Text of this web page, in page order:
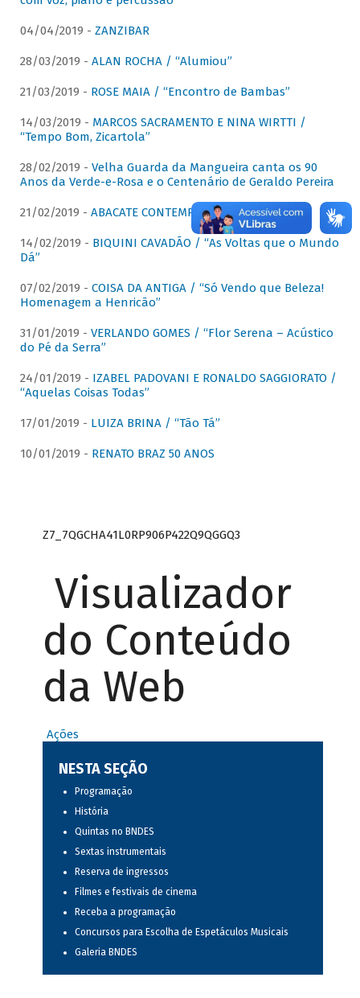
04/04/2019 - ZANZIBAR
28/03/2019 - ALAN ROCHA / “Alumiou”
21/03/2019 - ROSE MAIA / “Encontro de Bambas”
14/03/2019 - MARCOS SACRAMENTO E NINA WIRTTI /
“Tempo Bom, Zicartola”
28/02/2019 - Velha Guarda da Mangueira canta os 90
Anos da Verde-e-Rosa e o Centenário de Geraldo Pereira
21/02/2019 - ABACATE CONTEMPORÂNEO
14/02/2019 - BIQUINI CAVADÃO / “As Voltas que o Mundo
Dá”
07/02/2019 - COISA DA ANTIGA / “Só Vendo que Beleza!
Homenagem a Henricão”
31/01/2019 - VERLANDO GOMES / “Flor Serena – Acústico
do Pé da Serra”
24/01/2019 - IZABEL PADOVANI E RONALDO SAGGIORATO /
“Aquelas Coisas Todas”
17/01/2019 - LUIZA BRINA / “Tão Tá”
10/01/2019 - RENATO BRAZ 50 ANOS
Z7_7QGCHA41L0RP906P422Q9QGGQ3
Visualizador
do Conteúdo
da Web
Ações
NESTA SEÇÃO
Programação
História
Quintas no BNDES
Sextas instrumentais
Reserva de ingressos
Filmes e festivais de cinema
Receba a programação
Concursos para Escolha de Espetáculos Musicais
Galeria BNDES